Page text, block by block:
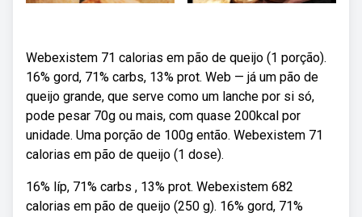
Webexistem 71 calorias em pão de queijo (1 porção).
16% gord, 71% carbs, 13% prot. Web — já um pão de
queijo grande, que serve como um lanche por si só,
pode pesar 70g ou mais, com quase 200kcal por
unidade. Uma porção de 100g então. Webexistem 71
calorias em pão de queijo (1 dose).
16% líp, 71% carbs , 13% prot. Webexistem 682
calorias em pão de queijo (250 g). 16% gord, 71%